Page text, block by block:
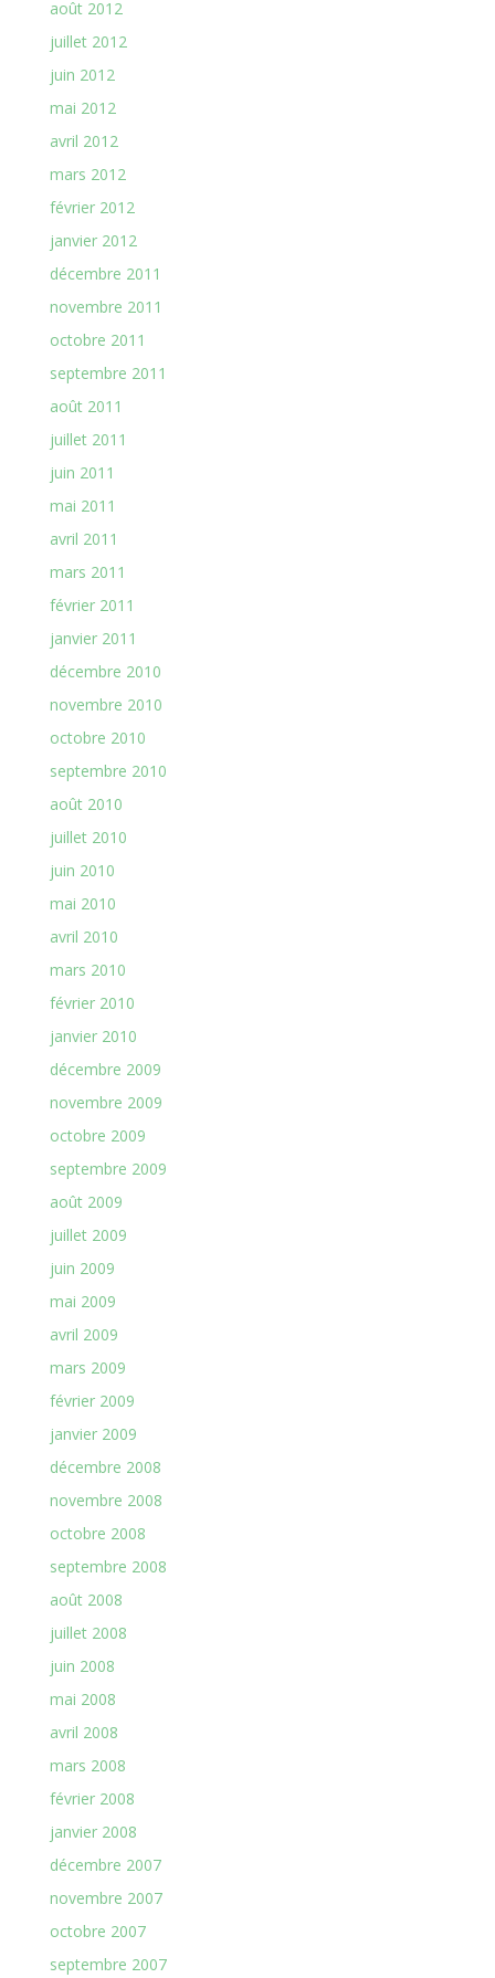
août 2012
juillet 2012
juin 2012
mai 2012
avril 2012
mars 2012
février 2012
janvier 2012
décembre 2011
novembre 2011
octobre 2011
septembre 2011
août 2011
juillet 2011
juin 2011
mai 2011
avril 2011
mars 2011
février 2011
janvier 2011
décembre 2010
novembre 2010
octobre 2010
septembre 2010
août 2010
juillet 2010
juin 2010
mai 2010
avril 2010
mars 2010
février 2010
janvier 2010
décembre 2009
novembre 2009
octobre 2009
septembre 2009
août 2009
juillet 2009
juin 2009
mai 2009
avril 2009
mars 2009
février 2009
janvier 2009
décembre 2008
novembre 2008
octobre 2008
septembre 2008
août 2008
juillet 2008
juin 2008
mai 2008
avril 2008
mars 2008
février 2008
janvier 2008
décembre 2007
novembre 2007
octobre 2007
septembre 2007